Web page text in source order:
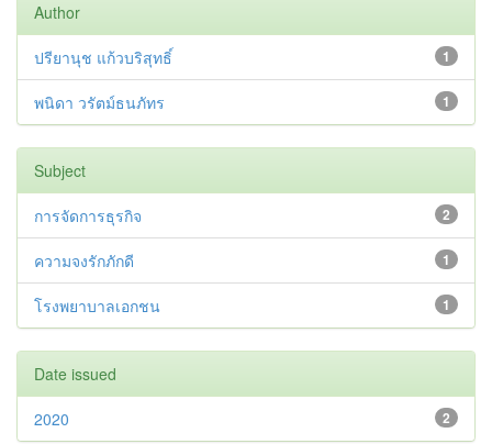
Author
1
ปรียานุช แก้วบริสุทธิ์
1
พนิดา วรัตม์ธนภัทร
Subject
2
การจัดการธุรกิจ
1
ความจงรักภักดี
1
โรงพยาบาลเอกชน
Date issued
2
2020